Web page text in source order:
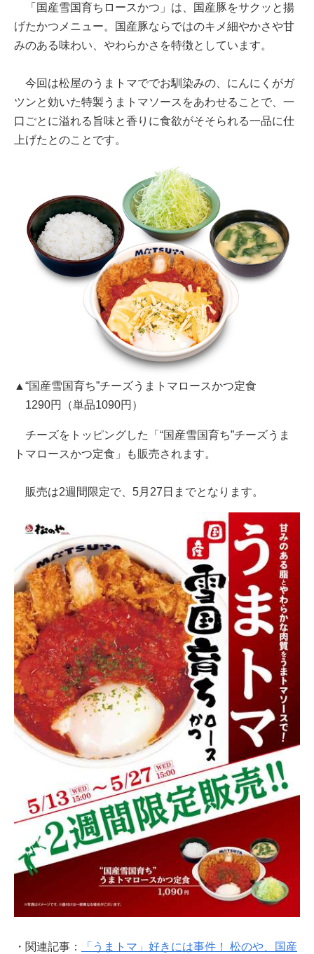
「国産雪国育ちロースかつ」は、国産豚をサクッと揚
げたかつメニュー。国産豚ならではのキメ細やかさや甘
みのある味わい、やわらかさを特徴としています。
今回は松屋のうまトマででお馴染みの、にんにくがガ
ツンと効いた特製うまトマソースをあわせることで、一
口ごとに溢れる旨味と香りに食欲がそそられる一品に仕
上げたとのことです。
▲“国産雪国育ち”チーズうまトマロースかつ定食
1290円（単品1090円）
チーズをトッピングした「“国産雪国育ち”チーズうま
トマロースかつ定食」も販売されます。
販売は2週間限定で、5月27日までとなります。
・関連記事：
「うまトマ」好きには事件！ 松のや、国産